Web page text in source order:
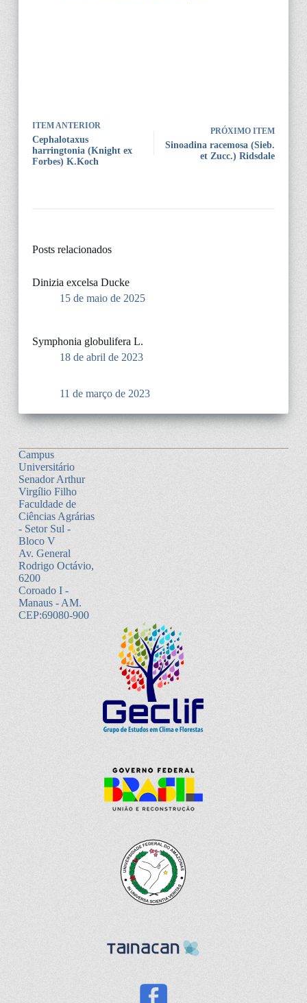
ITEM ANTERIOR
Cephalotaxus
harringtonia (Knight ex
Forbes) K.Koch
PRÓXIMO ITEM
Sinoadina racemosa (Sieb.
et Zucc.) Ridsdale
Posts relacionados
Dinizia excelsa Ducke
15 de maio de 2025
Symphonia globulifera L.
18 de abril de 2023
11 de março de 2023
Campus
Universitário
Senador Arthur
Virgílio Filho
Faculdade de
Ciências Agrárias
- Setor Sul -
Bloco V
Av. General
Rodrigo Octávio,
6200
Coroado I -
Manaus - AM.
CEP:69080-900